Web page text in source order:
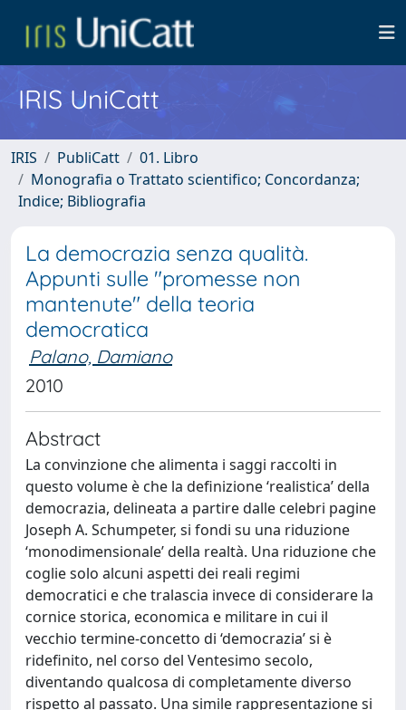
IRIS UniCatt
IRIS PubliCatt
01. Libro
Monografia o Trattato scientifico; Concordanza;
Indice; Bibliografia
La democrazia senza qualità.
Appunti sulle "promesse non
mantenute" della teoria
democratica
Palano, Damiano
2010
Abstract
La convinzione che alimenta i saggi raccolti in
questo volume è che la definizione ‘realistica’ della
democrazia, delineata a partire dalle celebri pagine
Joseph A. Schumpeter, si fondi su una riduzione
‘monodimensionale’ della realtà. Una riduzione che
coglie solo alcuni aspetti dei reali regimi
democratici e che tralascia invece di considerare la
cornice storica, economica e militare in cui il
vecchio termine-concetto di ‘democrazia’ si è
ridefinito, nel corso del Ventesimo secolo,
diventando qualcosa di completamente diverso
rispetto al passato. Una simile rappresentazione si